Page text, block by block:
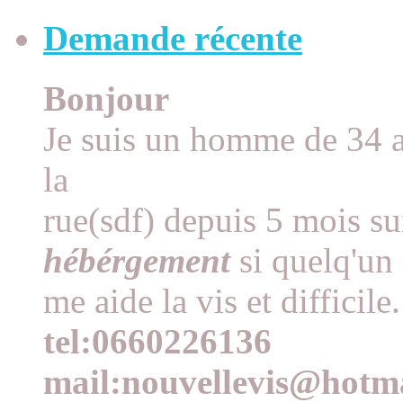
Demande récente
Bonjour
Je suis un homme de
la
rue(sdf) depuis 5 mois
hébérgementsi quelq'un
me aide la vis et difficile.
tel:0660226136